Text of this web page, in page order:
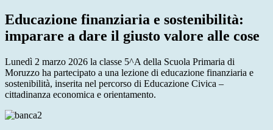
Educazione finanziaria e sostenibilità:
imparare a dare il giusto valore alle cose
Lunedì 2 marzo 2026 la classe 5^A della Scuola Primaria di
Moruzzo ha partecipato a una lezione di educazione finanziaria e
sostenibilità, inserita nel percorso di Educazione Civica –
cittadinanza economica e orientamento.